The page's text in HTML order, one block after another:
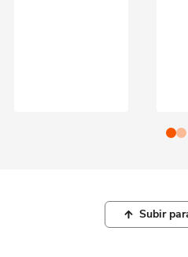
Subir